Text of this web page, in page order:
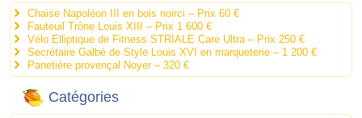
Chaise Napoléon III en bois noirci – Prix 60 €
Fauteuil Trône Louis XIII – Prix 1 600 €
Vélo Elliptique de Fitness STRIALE Care Ultra – Prix 250 €
Secrétaire Galbé de Style Louis XVI en marqueterie – 1 200 €
Panetière provençal Noyer – 320 €
Catégories